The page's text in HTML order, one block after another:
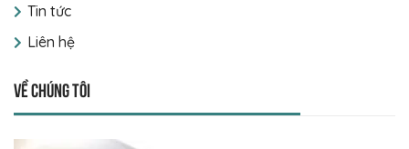
Tin tức
Liên hệ
Về chúng tôi